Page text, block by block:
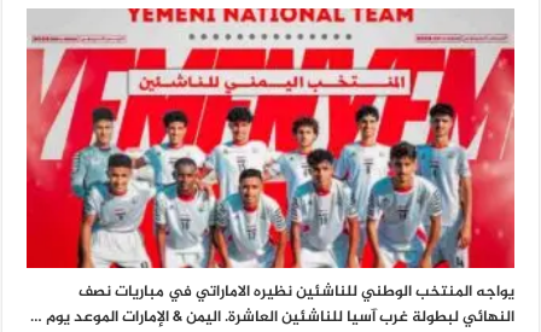
يواجه المنتخب الوطني للناشئين نظيره الاماراتي في مباريات نصف
النهائي لبطولة غرب آسيا للناشئين العاشرة. اليمن & الإمارات الموعد يوم …